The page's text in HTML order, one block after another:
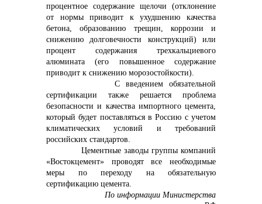
процентное содержание щелочи (отклонение
от нормы приводит к ухудшению качества
бетона, образованию трещин, коррозии и
снижению долговечности конструкций) или
процент содержания трехкальциевого
алюмината (его повышенное содержание
приводит к снижению морозостойкости).
С введением обязательной
сертификации также решается проблема
безопасности и качества импортного цемента,
который будет поставляться в Россию с учетом
климатических условий и требований
российских стандартов.
Цементные заводы группы компаний
«Востокцемент» проводят все необходимые
меры по переходу на обязательную
сертификацию цемента.
По информации Министерства